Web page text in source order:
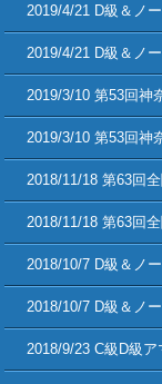
2019/4/21 D級＆ノ
2019/4/21 D級＆ノ
2019/3/10 第53回神
2019/3/10 第53回神
2018/11/18 第63回
2018/11/18 第63回
2018/10/7 D級＆ノ
2018/10/7 D級＆ノ
2018/9/23 C級D級